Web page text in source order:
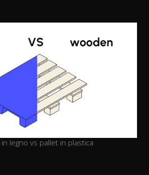
in legno vs pallet in plastica